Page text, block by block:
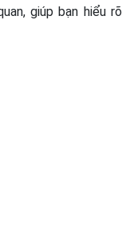
giúp bạn hiểu rõ